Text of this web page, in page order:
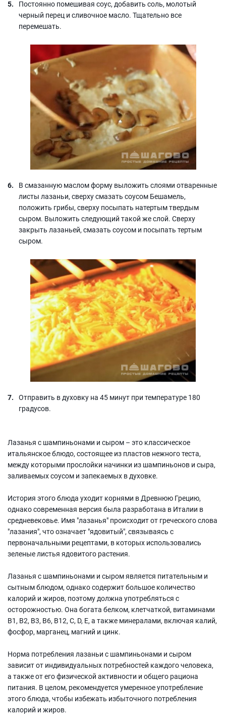
Постоянно помешивая соус, добавить соль, молотый
черный перец и сливочное масло. Тщательно все
перемешать.
В смазанную маслом форму выложить слоями отваренные
листы лазаньи, сверху смазать соусом Бешамель,
положить грибы, сверху посыпать натертым твердым
сыром. Выложить следующий такой же слой. Сверху
закрыть лазаньей, смазать соусом и посыпать тертым
сыром.
Отправить в духовку на 45 минут при температуре 180
градусов.
Лазанья с шампиньонами и сыром – это классическое
итальянское блюдо, состоящее из пластов нежного теста,
между которыми прослойки начинки из шампиньонов и сыра,
заливаемых соусом и запекаемых в духовке.
История этого блюда уходит корнями в Древнюю Грецию,
однако современная версия была разработана в Италии в
средневековье. Имя "лазанья" происходит от греческого слова
"лазания", что означает "ядовитый", связываясь с
первоначальными рецептами, в которых использовались
зеленые листья ядовитого растения.
Лазанья с шампиньонами и сыром является питательным и
сытным блюдом, однако содержит большое количество
калорий и жиров, поэтому должна употребляться с
осторожностью. Она богата белком, клетчаткой, витаминами
B1, B2, В3, В6, B12, C, D, E, а также минералами, включая калий,
фосфор, марганец, магний и цинк.
Норма потребления лазаньи с шампиньонами и сыром
зависит от индивидуальных потребностей каждого человека,
а также от его физической активности и общего рациона
питания. В целом, рекомендуется умеренное употребление
этого блюда, чтобы избежать избыточного потребления
калорий и жиров.